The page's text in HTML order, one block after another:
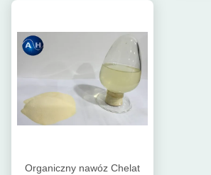
Organiczny nawóz Chelat